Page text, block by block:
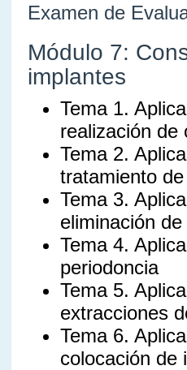
Examen de
Módulo 7:
implantes
Tema 1.
realización de
Tema 2.
tratamiento
Tema 3.
eliminación
Tema 4.
periodoncia
Tema 5.
extracciones
Tema 6.
colocación de